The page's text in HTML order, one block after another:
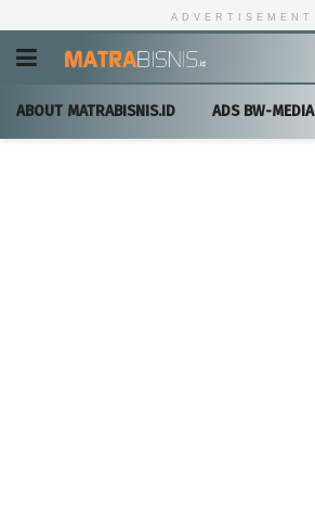
ADVERTISEMENT
ABOUT MATRABISNIS.ID ADS BW-MEDIA